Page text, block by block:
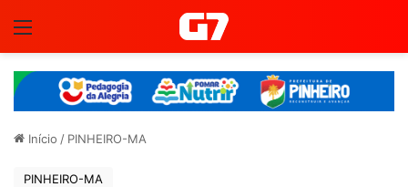
Início / PINHEIRO-MA
PINHEIRO-MA